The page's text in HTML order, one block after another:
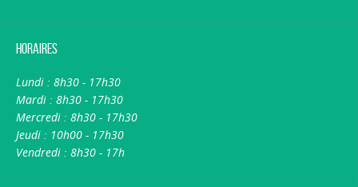
Horaires
Lundi : 8h30 - 17h30
Mardi : 8h30 - 17h30
Mercredi : 8h30 - 17h30
Jeudi : 10h00 - 17h30
Vendredi : 8h30 - 17h